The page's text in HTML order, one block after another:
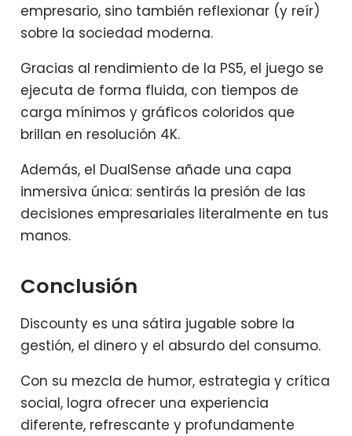
empresario, sino también reflexionar (y reír)
sobre la sociedad moderna.
Gracias al rendimiento de la PS5, el juego se
ejecuta de forma fluida, con tiempos de
carga mínimos y gráficos coloridos que
brillan en resolución 4K.
Además, el DualSense añade una capa
inmersiva única: sentirás la presión de las
decisiones empresariales literalmente en tus
manos.
Conclusión
Discounty es una sátira jugable sobre la
gestión, el dinero y el absurdo del consumo.
Con su mezcla de humor, estrategia y crítica
social, logra ofrecer una experiencia
diferente, refrescante y profundamente